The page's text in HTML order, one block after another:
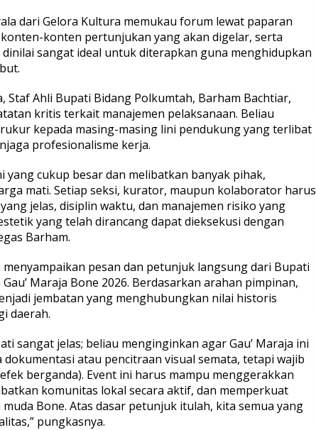
dari Gelora Kultura memukau forum lewat paparan
konten pertunjukan yang akan digelar, serta
sangat ideal untuk diterapkan guna menghidupkan
Staf Ahli Bupati Bidang Polkumtah, Barham Bachtiar,
kritis terkait manajemen pelaksanaan. Beliau
kepada masing-masing lini pendukung yang terlibat
profesionalisme kerja.
yang cukup besar dan melibatkan banyak pihak,
mati. Setiap seksi, kurator, maupun kolaborator harus
jelas, disiplin waktu, dan manajemen risiko yang
yang telah dirancang dapat dieksekusi dengan
Barham.
pesan dan petunjuk langsung dari Bupati
Maraja Bone 2026. Berdasarkan arahan pimpinan,
jembatan yang menghubungkan nilai historis
daerah.
sangat jelas; beliau menginginkan agar Gau’ Maraja ini
dokumentasi atau pencitraan visual semata, tetapi wajib
berganda). Event ini harus mampu menggerakkan
komunitas lokal secara aktif, dan memperkuat
Bone. Atas dasar petunjuk itulah, kita semua yang
pungkasnya.